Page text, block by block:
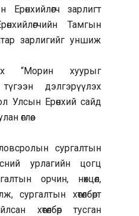
зарлигт
Тамгын
зарлигийг уншиж
“Морин хуурыг
дэлгэрүүлэх
Улсын Ерөнхий сайд
өглөө.
сургалтын
урлагийн цогц
орчин, нөхцөл,
сургалтын хөтөлбөрт
хөтөлбөр тусган